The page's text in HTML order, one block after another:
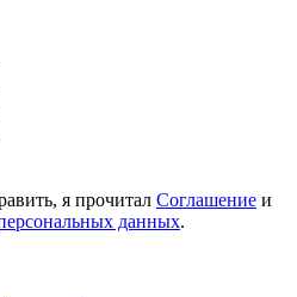
я прочитал Соглашение и
данных.